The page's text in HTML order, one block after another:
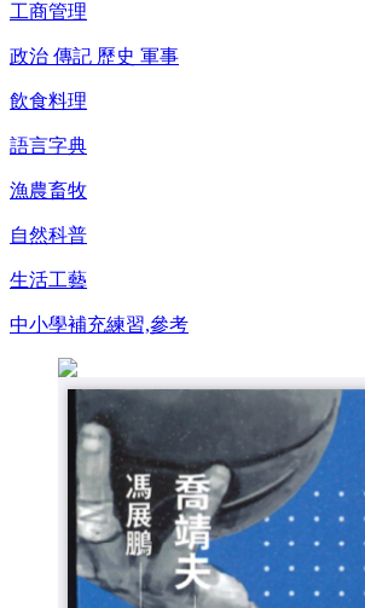
工商管理
政治 傳記 歷史 軍事
飲食料理
語言字典
漁農畜牧
自然科普
生活工藝
中小學補充練習,參考